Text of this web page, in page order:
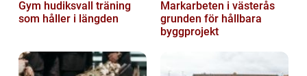
Gym hudiksvall träning
som håller i längden
Markarbeten i västerås
grunden för hållbara
byggprojekt